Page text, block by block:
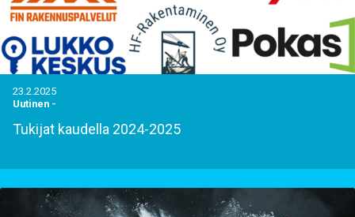
23.2.2025
Uutinen -
Tukijat kaudella 2024-2025